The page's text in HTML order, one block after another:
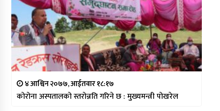
४ आश्विन २०७७, आईतवार १८:१७
कोरोना अस्पतालको स्तरोन्नति गरिने छ : मुख्यमन्त्री पोखरेल